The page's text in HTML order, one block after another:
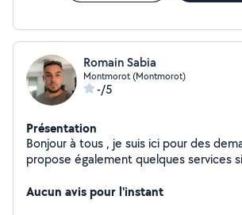
Romain Sabia
Montmorot (Montmorot)
-/5
Présentation
Bonjour à tous , je suis ici pour des
propose également quelques services
Aucun avis pour l'instant